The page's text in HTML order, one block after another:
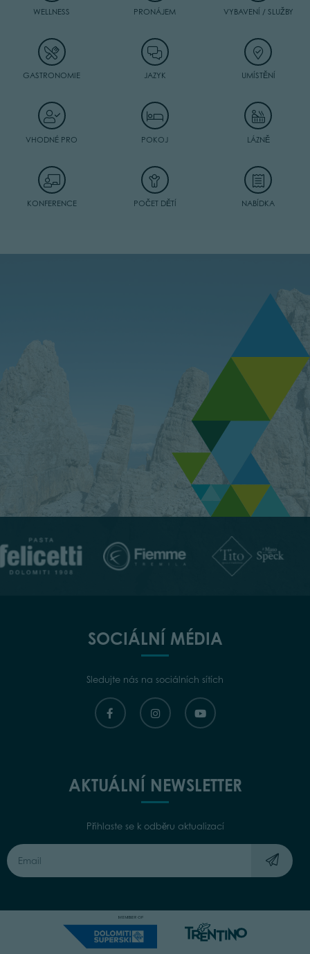
WELLNESS PRONÁJEM VYBAVENÍ / SLUŽBY
GASTRONOMIE JAZYK UMÍSTĚNÍ
VHODNÉ PRO POKOJ LÁZNĚ
KONFERENCE POČET DĚTÍ NABÍDKA
SOCIÁLNÍ MÉDIA
Sledujte nás na sociálních sítích
AKTUÁLNÍ NEWSLETTER
Přihlaste se k odběru aktualizací